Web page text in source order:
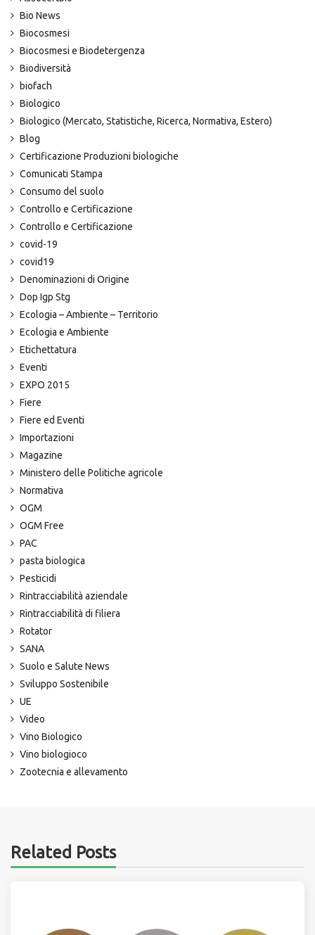
Bio News
Biocosmesi
Biocosmesi e Biodetergenza
Biodiversità
biofach
Biologico
Biologico (Mercato, Statistiche, Ricerca, Normativa, Estero)
Blog
Certificazione Produzioni biologiche
Comunicati Stampa
Consumo del suolo
Controllo e Certificazione
Controllo e Certificazione
covid-19
covid19
Denominazioni di Origine
Dop Igp Stg
Ecologia – Ambiente – Territorio
Ecologia e Ambiente
Etichettatura
Eventi
EXPO 2015
Fiere
Fiere ed Eventi
Importazioni
Magazine
Ministero delle Politiche agricole
Normativa
OGM
OGM Free
PAC
pasta biologica
Pesticidi
Rintracciabilità aziendale
Rintracciabilità di filiera
Rotator
SANA
Suolo e Salute News
Sviluppo Sostenibile
UE
Video
Vino Biologico
Vino biologioco
Zootecnia e allevamento
Related Posts